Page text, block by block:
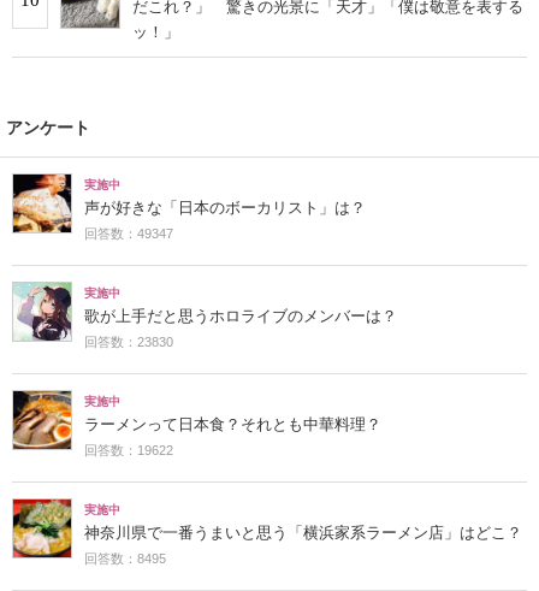
だこれ？」 驚きの光景に「天才」「僕は敬意を表する
ッ！」
アンケート
実施中
声が好きな「日本のボーカリスト」は？
回答数：49347
実施中
歌が上手だと思うホロライブのメンバーは？
回答数：23830
実施中
ラーメンって日本食？それとも中華料理？
回答数：19622
実施中
神奈川県で一番うまいと思う「横浜家系ラーメン店」はどこ？
回答数：8495